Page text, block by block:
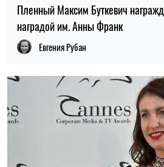
Пленный Максим Буткевич
наградой им. Анны Франк
Евгения Рубан